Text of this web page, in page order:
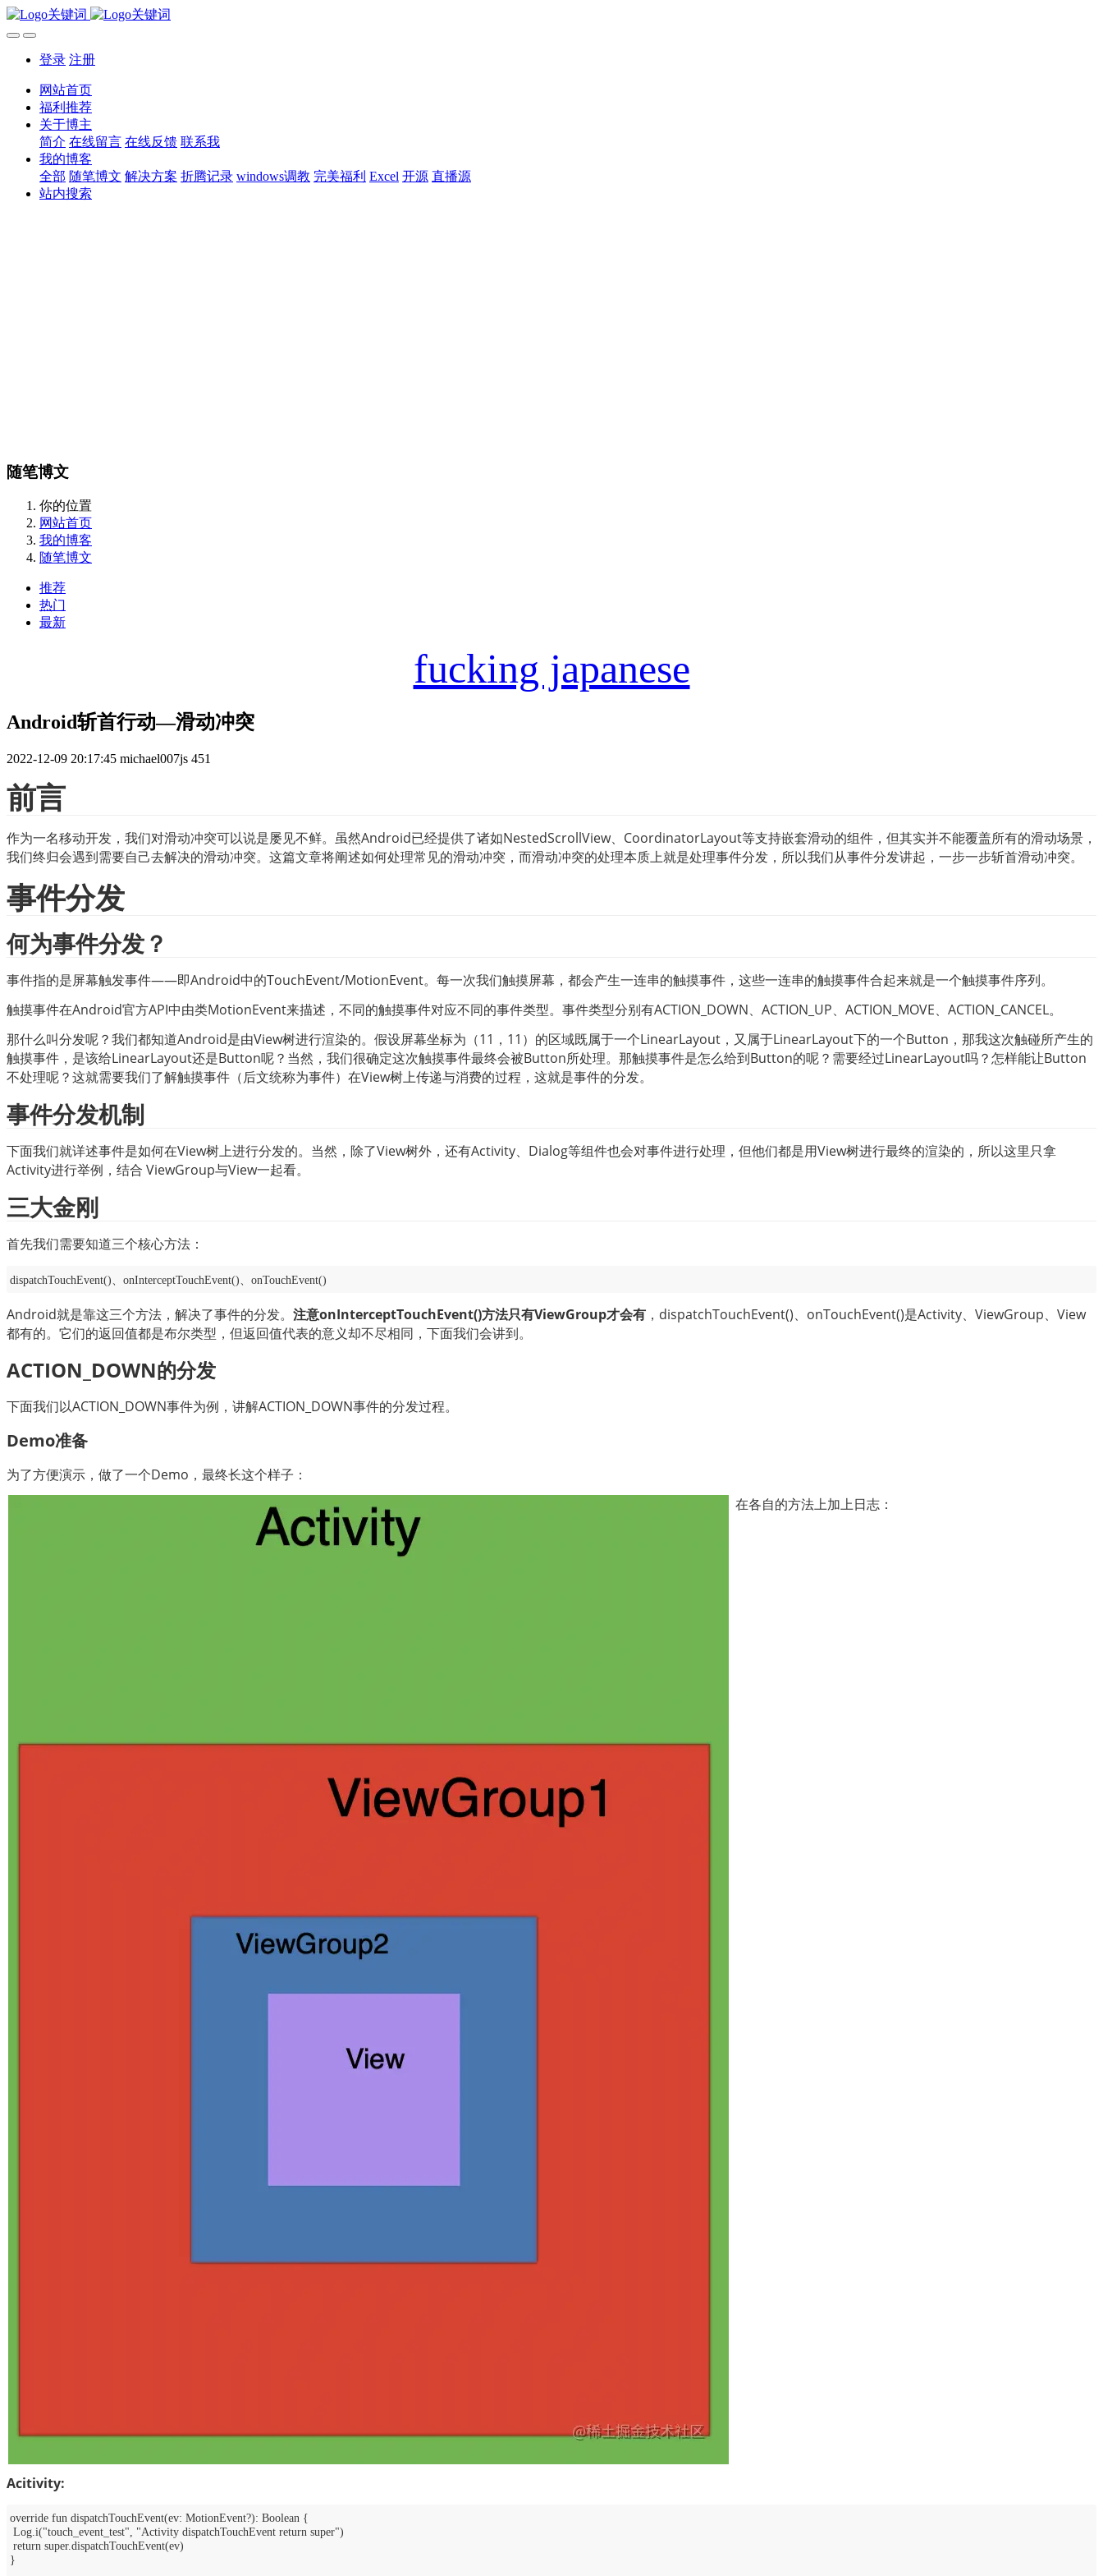
登录 注册
网站首页
福利推荐
关于博主
简介 在线留言 在线反馈 联系我
我的博客
全部 随笔博文 解决方案 折腾记录 windows调教 完美福利 Excel 开源 直播源
站内搜索
随笔博文
你的位置
网站首页
我的博客
随笔博文
推荐
热门
最新
fucking japanese
Android斩首行动—滑动冲突
2022-12-09 20:17:45 michael007js 451
前言
作为一名移动开发，我们对滑动冲突可以说是屡见不鲜。虽然Android已经提供了诸如NestedScrollView、CoordinatorLayout等支持嵌套滑动的组件，但其实并不能覆盖所有的滑动场景，
我们终归会遇到需要自己去解决的滑动冲突。这篇文章将阐述如何处理常见的滑动冲突，而滑动冲突的处理本质上就是处理事件分发，所以我们从事件分发讲起，一步一步斩首滑动冲突。
事件分发
何为事件分发？
事件指的是屏幕触发事件——即Android中的TouchEvent/MotionEvent。每一次我们触摸屏幕，都会产生一连串的触摸事件，这些一连串的触摸事件合起来就是一个触摸事件序列。
触摸事件在Android官方API中由类MotionEvent来描述，不同的触摸事件对应不同的事件类型。事件类型分别有ACTION_DOWN、ACTION_UP、ACTION_MOVE、ACTION_CANCEL。
那什么叫分发呢？我们都知道Android是由View树进行渲染的。假设屏幕坐标为（11，11）的区域既属于一个LinearLayout，又属于LinearLayout下的一个Button，那我这次触碰所产生的
触摸事件，是该给LinearLayout还是Button呢？当然，我们很确定这次触摸事件最终会被Button所处理。那触摸事件是怎么给到Button的呢？需要经过LinearLayout吗？怎样能让Button
不处理呢？这就需要我们了解触摸事件（后文统称为事件）在View树上传递与消费的过程，这就是事件的分发。
事件分发机制
下面我们就详述事件是如何在View树上进行分发的。当然，除了View树外，还有Activity、Dialog等组件也会对事件进行处理，但他们都是用View树进行最终的渲染的，所以这里只拿
Activity进行举例，结合 ViewGroup与View一起看。
三大金刚
首先我们需要知道三个核心方法：
dispatchTouchEvent()、onInterceptTouchEvent()、onTouchEvent()
Android就是靠这三个方法，解决了事件的分发。 注意onInterceptTouchEvent()方法只有ViewGroup才会有 ，dispatchTouchEvent()、onTouchEvent()是Activity、ViewGroup、View
都有的。它们的返回值都是布尔类型，但返回值代表的意义却不尽相同，下面我们会讲到。
ACTION_DOWN的分发
下面我们以ACTION_DOWN事件为例，讲解ACTION_DOWN事件的分发过程。
Demo准备
为了方便演示，做了一个Demo，最终长这个样子：
在各自的方法上加上日志：
Acitivity:
override fun dispatchTouchEvent(ev: MotionEvent?): Boolean {
Log.i("touch_event_test", "Activity dispatchTouchEvent return super")
return super.dispatchTouchEvent(ev)
}